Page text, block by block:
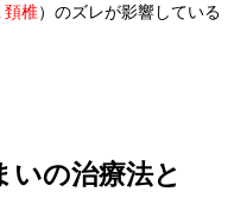
頚椎）のズレが影響している
いの治療法と